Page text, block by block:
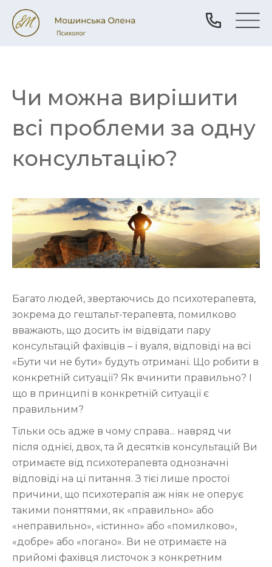
Чи можна вирішити
всі проблеми за одну
консультацію?
Багато людей, звертаючись до психотерапевта,
зокрема до гештальт-терапевта, помилково
вважають, що досить їм відвідати пару
консультацій фахівців – і вуаля, відповіді на всі
«Бути чи не бути» будуть отримані. Що робити в
конкретній ситуації? Як вчинити правильно? І
що в принципі в конкретній ситуації є
правильним?
Тільки ось адже в чому справа... навряд чи
після однієї, двох, та й десятків консультацій Ви
отримаєте від психотерапевта однозначні
відповіді на ці питання. З тієї лише простої
причини, що психотерапія аж ніяк не оперує
такими поняттями, як «правильно» або
«неправильно», «істинно» або «помилково»,
«добре» або «погано». Ви не отримаєте на
прийомі фахівця листочок з конкретним